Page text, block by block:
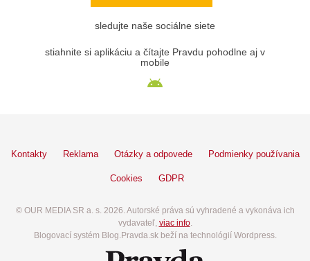
sledujte naše sociálne siete
stiahnite si aplikáciu a čítajte Pravdu pohodlne aj v
mobile
Kontakty Reklama Otázky a odpovede Podmienky používania
Cookies GDPR
© OUR MEDIA SR a. s. 2026. Autorské práva sú vyhradené a vykonáva ich
vydavateľ, viac info.
Blogovací systém Blog.Pravda.sk beží na technológií Wordpress.